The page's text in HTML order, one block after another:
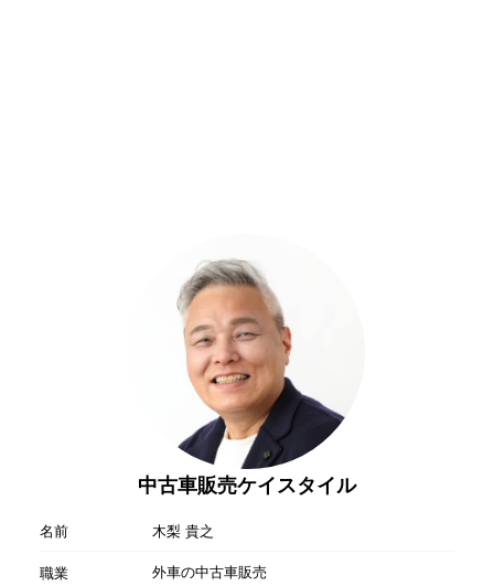
中古車販売ケイスタイル
名前
木梨 貴之
職業
外車の中古車販売